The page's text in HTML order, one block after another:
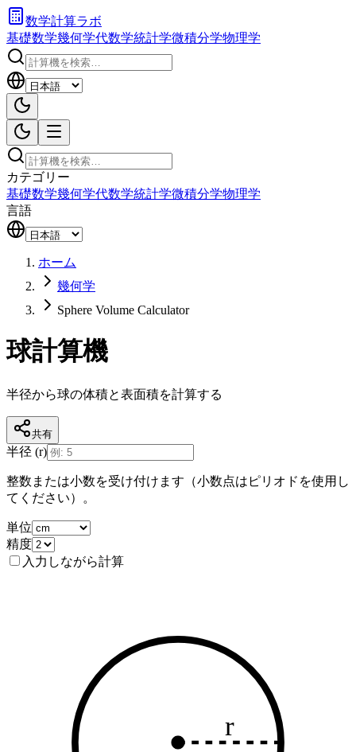
数学計算ラボ
基礎数学幾何学代数学統計学微積分学物理学
カテゴリー
基礎数学幾何学代数学統計学微積分学物理学
言語
ホーム
幾何学
Sphere Volume Calculator
球計算機
半径から球の体積と表面積を計算する
共有
半径 (r)
整数または小数を受け付けます（小数点はピリオドを使用し
てください）。
単位
精度
入力しながら計算
r